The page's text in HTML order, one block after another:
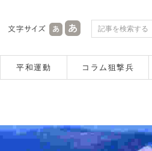
平和運動 コラム狙撃兵